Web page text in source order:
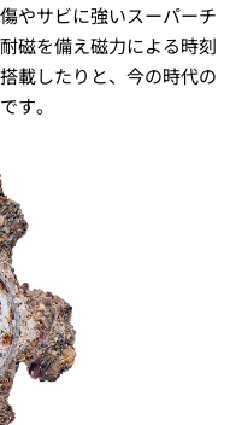
やサビに強いスーパーチ
磁を備え磁力による時刻
載したりと、今の時代の
す。